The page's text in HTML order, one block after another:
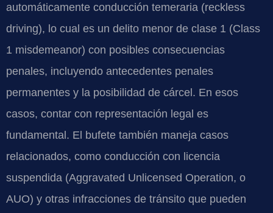
automáticamente conducción temeraria (reckless
driving), lo cual es un delito menor de clase 1 (Class
1 misdemeanor) con posibles consecuencias
penales, incluyendo antecedentes penales
permanentes y la posibilidad de cárcel. En esos
casos, contar con representación legal es
fundamental. El bufete también maneja casos
relacionados, como conducción con licencia
suspendida (Aggravated Unlicensed Operation, o
AUO) y otras infracciones de tránsito que pueden